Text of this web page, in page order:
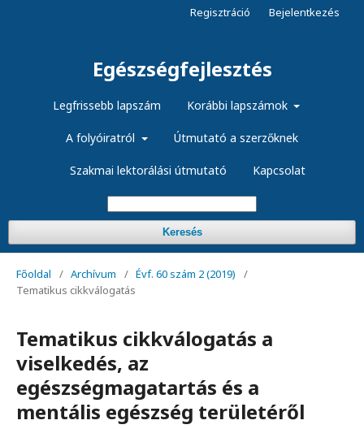
Egészségfejlesztés
Legfrissebb lapszám Korábbi lapszámok
A folyóiratról Útmutató a szerzőknek
Szakmai lektorálási útmutató Kapcsolat
Keresés
Regisztráció Bejelentkezés
Főoldal / Archívum / Évf. 60 szám 2 (2019)
/
Tematikus cikkválogatás
Tematikus cikkválogatás a
viselkedés, az
egészségmagatartás és a
mentális egészség területéről